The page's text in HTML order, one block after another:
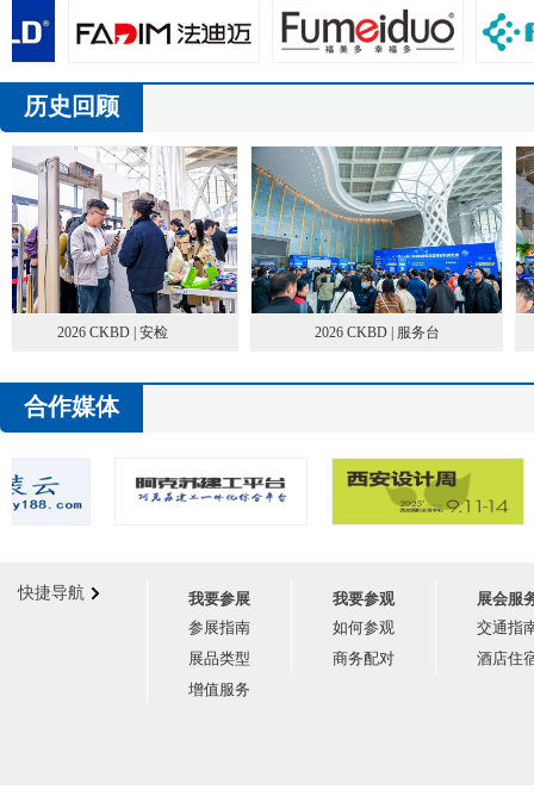
历史回顾
2026 CKBD | 安检 2026 CKBD | 服务台
合作媒体
快捷导航
我要参展
参展指南
展品类型
增值服务
我要参观
如何参观
商务配对
展会服
交通指
酒店住